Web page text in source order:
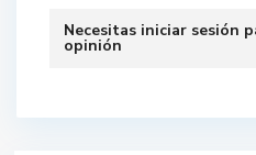
Necesitas iniciar sesión
opinión